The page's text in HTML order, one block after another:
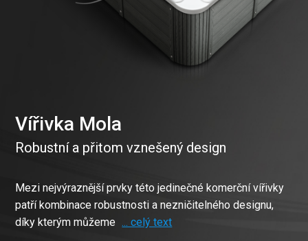
Vířivka Mola
Robustní a přitom vznešený design
Mezi nejvýraznější prvky této jedinečné komerční vířivky
patří kombinace robustnosti a nezničitelného designu,
díky kterým můžeme ... celý text